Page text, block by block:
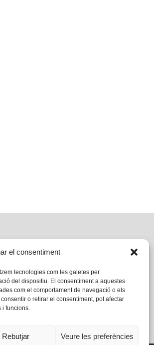
el consentiment
tecnologies com les galetes per
del dispositiu. El consentiment a aquestes
com el comportament de navegació o els
o retirar el consentiment, pot afectar
i funcions.
Rebutjar Veure les preferències